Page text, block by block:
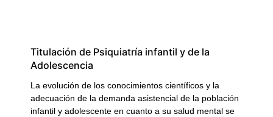
Titulación de Psiquiatría infantil y de la
Adolescencia
La evolución de los conocimientos científicos y la
adecuación de la demanda asistencial de la población
infantil y adolescente en cuanto a su salud mental se